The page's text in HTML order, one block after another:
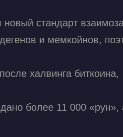
новый стандарт
и мемкойнов,
халвинга биткоина,
более 11 000